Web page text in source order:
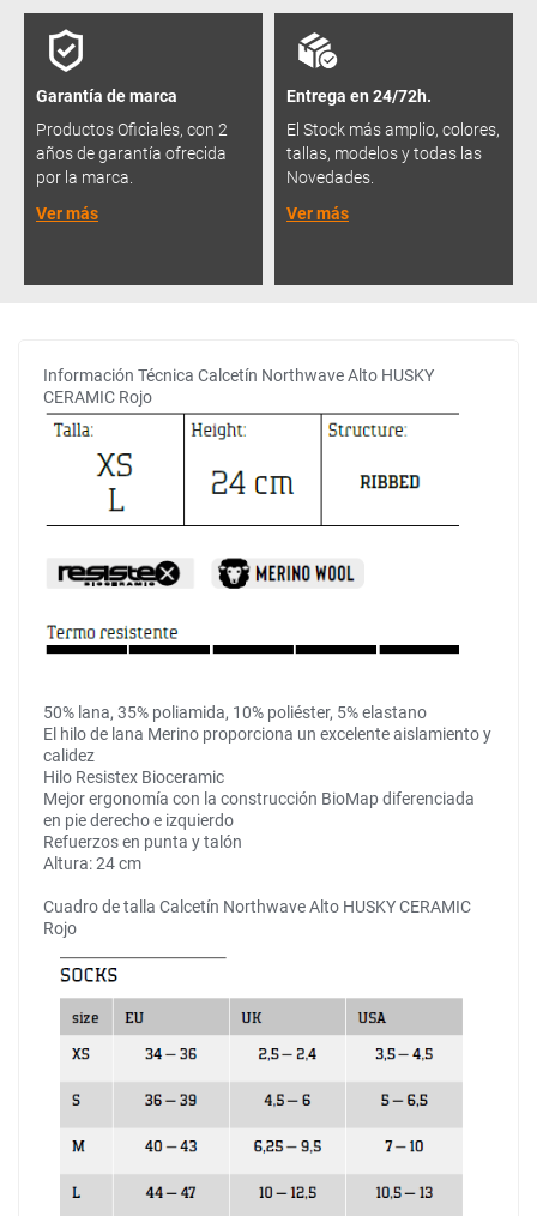
Garantía de marca
Productos Oficiales, con 2
años de garantía ofrecida
por la marca.
Ver más
Entrega en 24/72h.
El Stock más amplio, colores,
tallas, modelos y todas las
Novedades.
Ver más
Información Técnica Calcetín Northwave Alto HUSKY
CERAMIC Rojo
50% lana, 35% poliamida, 10% poliéster, 5% elastano
El hilo de lana Merino proporciona un excelente aislamiento y
calidez
Hilo Resistex Bioceramic
Mejor ergonomía con la construcción BioMap diferenciada
en pie derecho e izquierdo
Refuerzos en punta y talón
Altura: 24 cm
Cuadro de talla Calcetín Northwave Alto HUSKY CERAMIC
Rojo